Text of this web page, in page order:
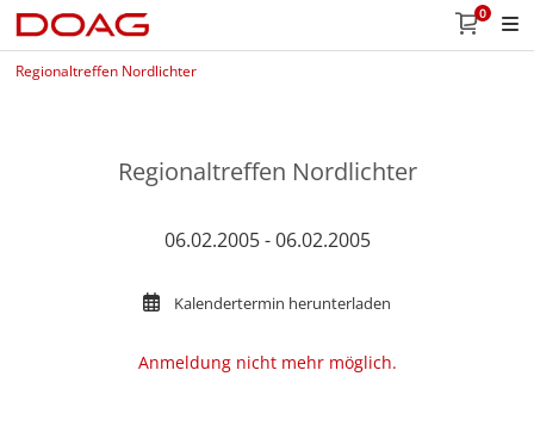
0
Regionaltreffen Nordlichter
Regionaltreffen Nordlichter
06.02.2005 - 06.02.2005
Kalendertermin herunterladen
Anmeldung nicht mehr möglich.